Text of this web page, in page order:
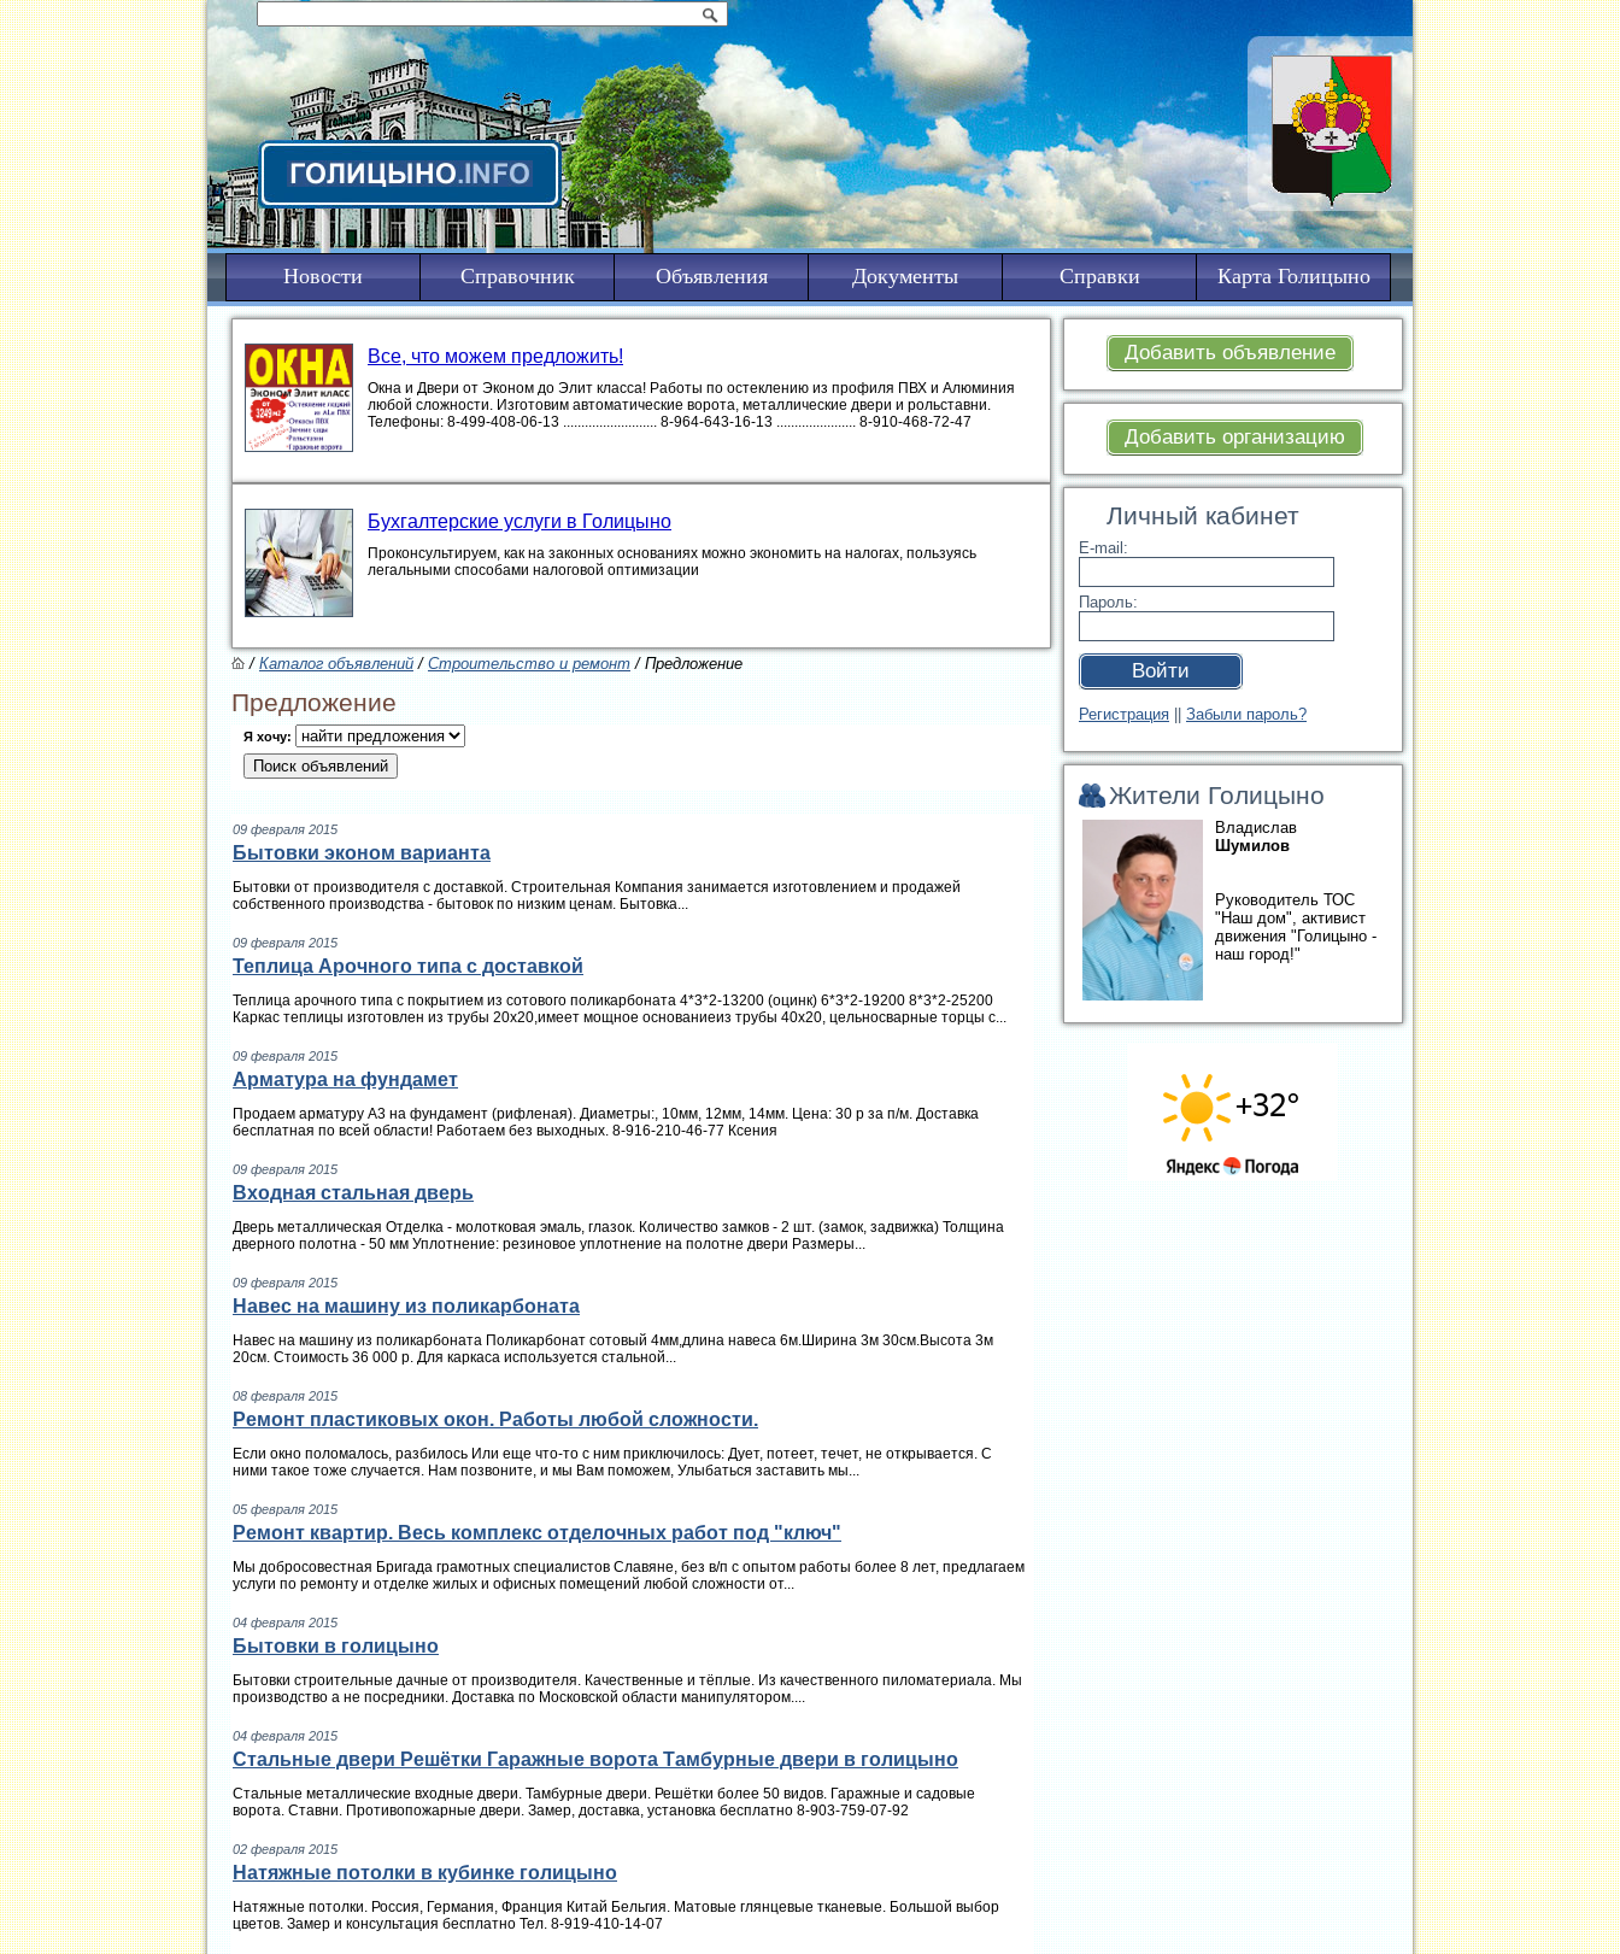
Новости Справочник Объявления Документы Справки Карта Голицыно
Добавить объявление
Добавить организацию
Личный кабинет
E-mail:
Пароль:
Войти
Регистрация Забыли пароль?
Жители Голицыно
Владислав
Шумилов
Руководитель ТОС
"Наш дом", активист
движения "Голицыно -
наш город!"
Все, что можем предложить!
Окна и Двери от Эконом до Элит класса! Работы по остеклению из профиля ПВХ и Алюминия
любой сложности. Изготовим автоматические ворота, металлические двери и рольставни.
Телефоны: 8-499-408-06-13 .......................... 8-964-643-16-13 ...................... 8-910-468-72-47
Бухгалтерские услуги в Голицыно
Проконсультируем, как на законных основаниях можно экономить на налогах, пользуясь
легальными способами налоговой оптимизации
/Каталог объявлений/Строительство и ремонт/ Предложение
Предложение
Я хочу:
09 февраля 2015
Бытовки эконом варианта
Бытовки от производителя с доставкой. Строительная Компания занимается изготовлением и продажей
собственного производства - бытовок по низким ценам. Бытовка...
09 февраля 2015
Теплица Арочного типа с доставкой
Теплица арочного типа с покрытием из сотового поликарбоната 4*3*2-13200 (оцинк) 6*3*2-19200 8*3*2-25200
Каркас теплицы изготовлен из трубы 20х20,имеет мощное основаниеиз трубы 40х20, цельносварные торцы с...
09 февраля 2015
Арматура на фундамет
Продаем арматуру А3 на фундамент (рифленая). Диаметры:, 10мм, 12мм, 14мм. Цена: 30 р за п/м. Доставка
бесплатная по всей области! Работаем без выходных. 8-916-210-46-77 Ксения
09 февраля 2015
Входная стальная дверь
Дверь металлическая Отделка - молотковая эмаль, глазок. Количество замков - 2 шт. (замок, задвижка) Толщина
дверного полотна - 50 мм Уплотнение: резиновое уплотнение на полотне двери Размеры...
09 февраля 2015
Навес на машину из поликарбоната
Навес на машину из поликарбоната Поликарбонат сотовый 4мм,длина навеса 6м.Ширина 3м 30см.Высота 3м
20см. Стоимость 36 000 р. Для каркаса используется стальной...
08 февраля 2015
Ремонт пластиковых окон. Работы любой сложности.
Если окно поломалось, разбилось Или еще что-то с ним приключилось: Дует, потеет, течет, не открывается. С
ними такое тоже случается. Нам позвоните, и мы Вам поможем, Улыбаться заставить мы...
05 февраля 2015
Ремонт квартир. Весь комплекс отделочных работ под "ключ"
Мы добросовестная Бригада грамотных специалистов Славяне, без в/п с опытом работы более 8 лет, предлагаем
услуги по ремонту и отделке жилых и офисных помещений любой сложности от...
04 февраля 2015
Бытовки в голицыно
Бытовки строительные дачные от производителя. Качественные и тёплые. Из качественного пиломатериала. Мы
производство а не посредники. Доставка по Московской области манипулятором....
04 февраля 2015
Стальные двери Решётки Гаражные ворота Тамбурные двери в голицыно
Стальные металлические входные двери. Тамбурные двери. Решётки более 50 видов. Гаражные и садовые
ворота. Ставни. Противопожарные двери. Замер, доставка, установка бесплатно 8-903-759-07-92
02 февраля 2015
Натяжные потолки в кубинке голицыно
Натяжные потолки. Россия, Германия, Франция Китай Бельгия. Матовые глянцевые тканевые. Большой выбор
цветов. Замер и консультация бесплатно Тел. 8-919-410-14-07